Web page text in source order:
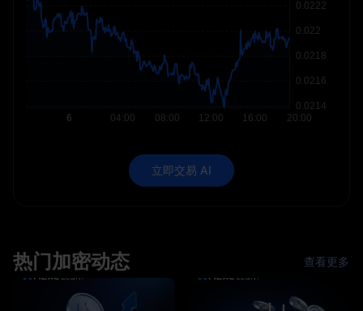
立即交易 AI
热门加密动态 查看更多